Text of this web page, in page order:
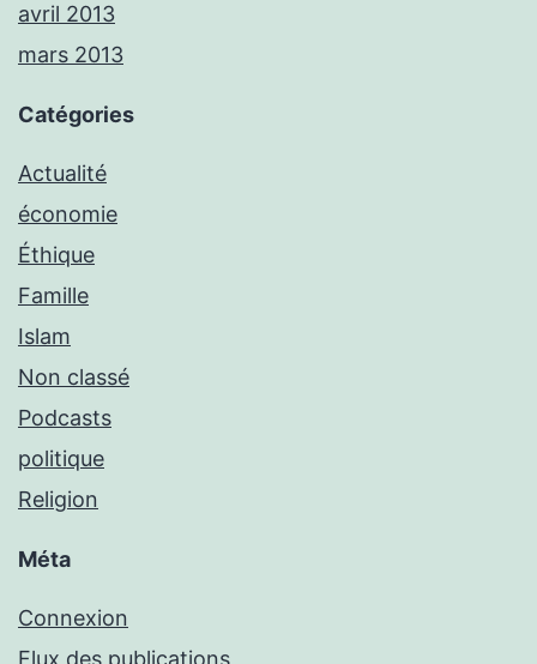
avril 2013
mars 2013
Catégories
Actualité
économie
Éthique
Famille
Islam
Non classé
Podcasts
politique
Religion
Méta
Connexion
Flux des publications